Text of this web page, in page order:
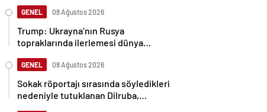
GENEL 08 Ağustos 2026
Trump: Ukrayna’nın Rusya
topraklarında ilerlemesi dünya
GENEL 08 Ağustos 2026
Sokak röportajı sırasında söyledikleri
nedeniyle tutuklanan Dilruba,